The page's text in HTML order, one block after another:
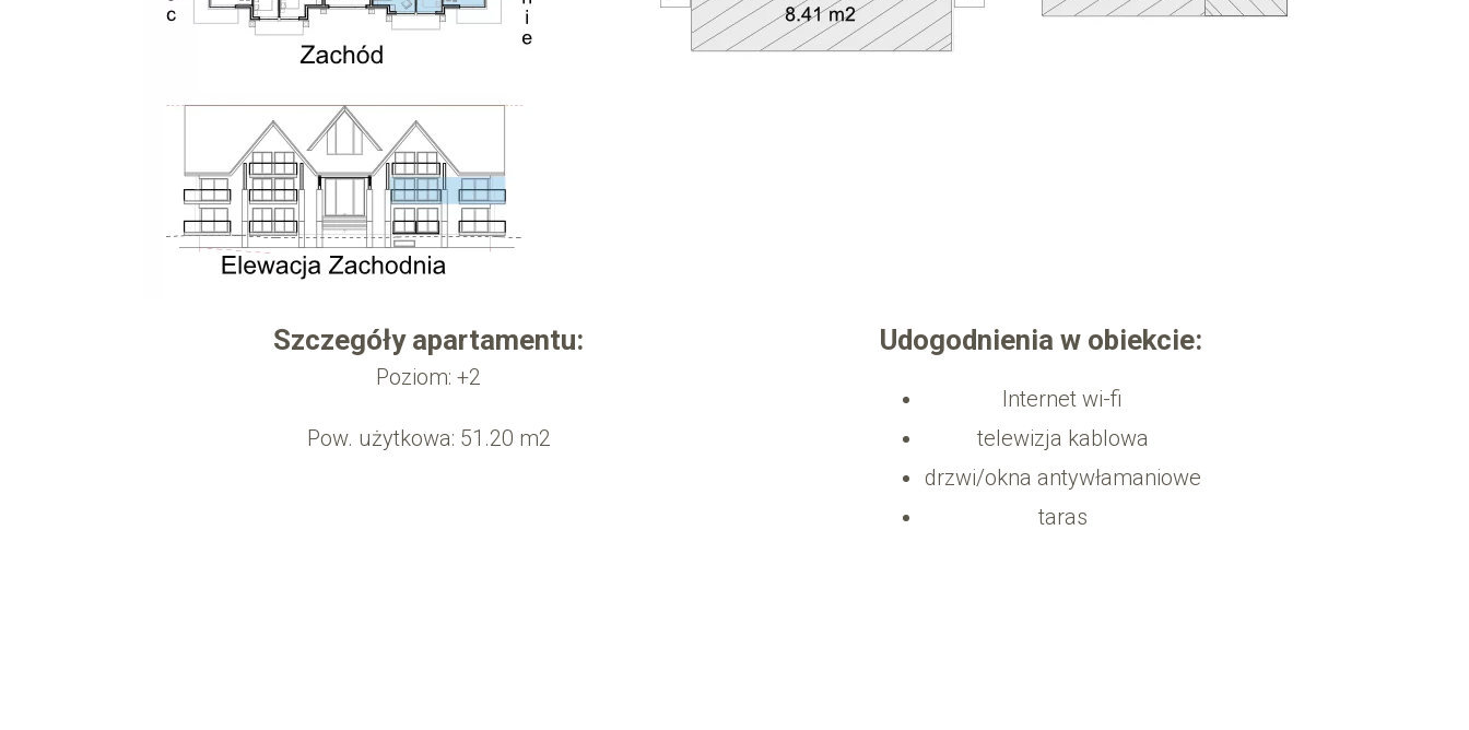
Szczegóły apartamentu:
Poziom: +2
Pow. użytkowa: 51.20 m2
Udogodnienia w obiekcie:
Internet wi-fi
telewizja kablowa
drzwi/okna antywłamaniowe
taras